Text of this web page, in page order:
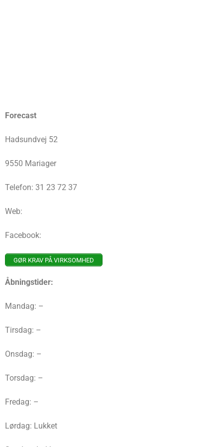
Forecast
Hadsundvej 52
9550 Mariager
Telefon: 31 23 72 37
Web:
Facebook:
GØR KRAV PÅ VIRKSOMHED
Åbningstider:
Mandag: –
Tirsdag: –
Onsdag: –
Torsdag: –
Fredag: –
Lørdag: Lukket